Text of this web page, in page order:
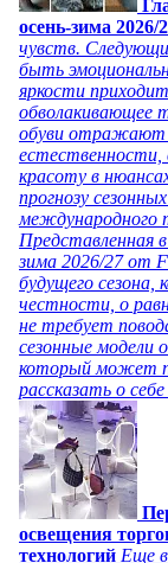
осень-зима 2026/
чувств.
быть
яркости
обволакивающее
обуви отражают
естественности,
красоту в
прогнозу
международного
Представленная
зима 2026/27 от
будущего сезона,
честности, о
не требует
сезонные модели
который может
рассказать о
освещения
технологий Еще